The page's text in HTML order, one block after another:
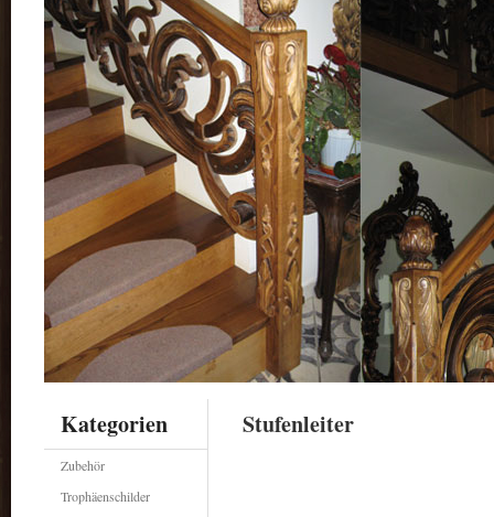
Stufenleiter
Kategorien
Zubehör
Trophäenschilder